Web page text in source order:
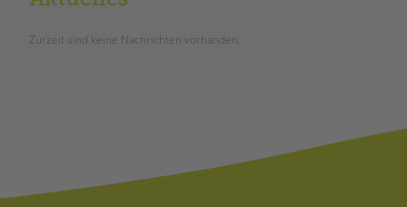
Zurzeit sind keine Nachrichten vorhanden.